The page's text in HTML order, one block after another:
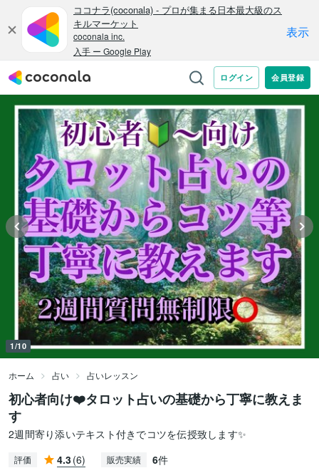
1/10
ホーム 占い 占いレッスン
初心者向け❤️タロット占いの基礎から丁寧に教えま
す
2週間寄り添いテキスト付きでコツを伝授致します✨
評価 4.3(6) 販売実績 6件